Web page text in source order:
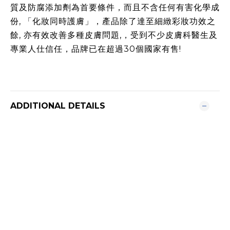
質及防腐添加劑為首要條件，而且不含任何有害化學成
份,
「化妝同時護膚」，產品除了達至細緻彩妝功效之
餘, 亦有效改善多種皮膚問題, ，受到不少皮膚科醫生及
專業人仕信任，品牌已在超過30個國家有售!
ADDITIONAL DETAILS